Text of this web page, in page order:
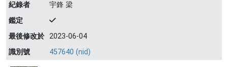
紀錄者
宇鋒 梁
鑑定
最後修改於 2023-06-04
識別號
457640 (nid)